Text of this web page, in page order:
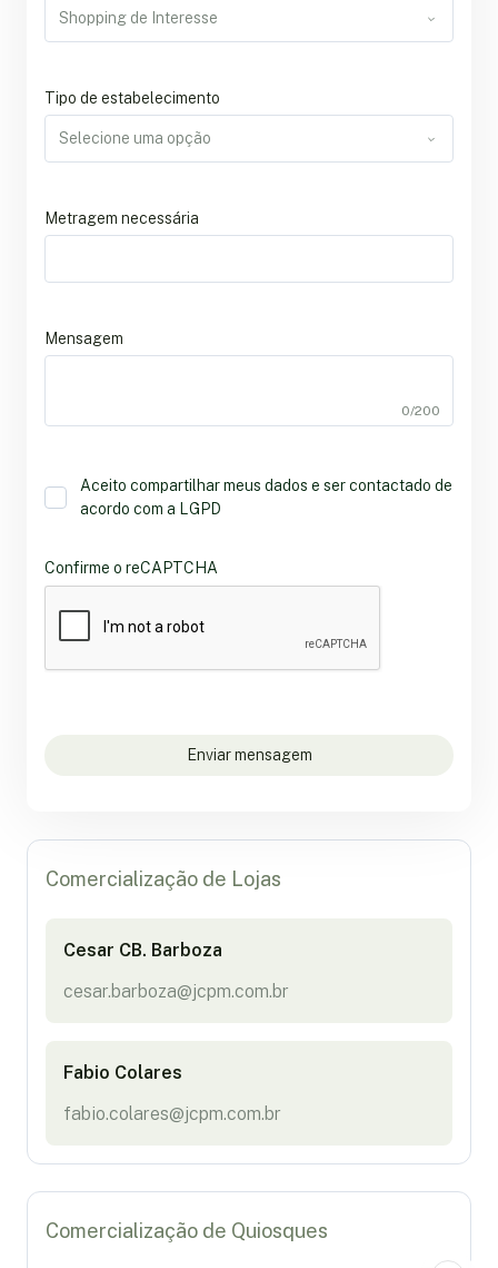
Comercialização de Lojas
Cesar CB. Barboza
cesar.barboza@jcpm.com.br
Fabio Colares
fabio.colares@jcpm.com.br
Comercialização de Quiosques
Tipo de estabelecimento
Metragem necessária
Mensagem
0/200
Aceito compartilhar meus dados e ser contactado de
acordo com a LGPD
Confirme o reCAPTCHA
Enviar mensagem